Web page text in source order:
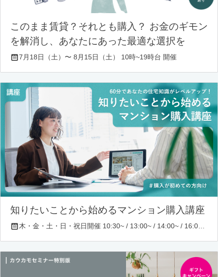
このまま賃貸？それとも購入？ お金のギモン
を解消し、あなたにあった最適な選択を
7月18日（土）〜 8月15日（土） 10時~19時台 開催
知りたいことから始めるマンション購入講座
木・金・土・日・祝日開催 10:30~ / 13:00~ / 14:00~ / 16:00~ / 17:00~/ 18:30~/ 19:30~